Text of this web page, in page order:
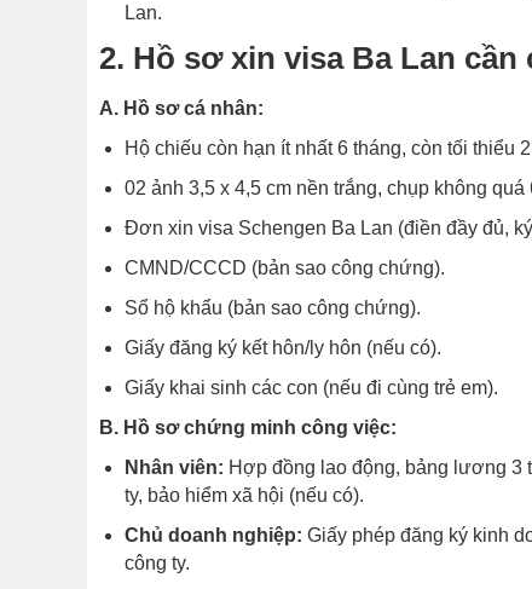
Lan.
2. Hồ sơ xin visa Ba Lan cần
A. Hồ sơ cá nhân:
Hộ chiếu còn hạn ít nhất 6 tháng, còn tối thiểu
02 ảnh 3,5 x 4,5 cm nền trắng, chụp không quá
Đơn xin visa Schengen Ba Lan (điền đầy đủ,
CMND/CCCD (bản sao công chứng).
Sổ hộ khẩu (bản sao công chứng).
Giấy đăng ký kết hôn/ly hôn (nếu có).
Giấy khai sinh các con (nếu đi cùng trẻ em).
B. Hồ sơ chứng minh công việc:
Nhân viên: Hợp đồng lao động, bảng lương 3
ty, bảo hiểm xã hội (nếu có).
Chủ doanh nghiệp: Giấy phép đăng ký kinh
công ty.